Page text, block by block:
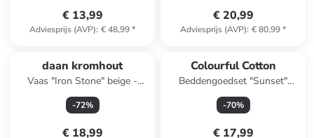
€ 13,99
Adviesprijs (AVP): € 48,99*
€ 20,99
Adviesprijs (AVP): € 80,99*
daan kromhout
Vaas "Iron Stone" beige -
(H)27 x Ø 21 cm
-72%
€ 18,99
Colourful Cotton
Beddengoedset "Sunset"
wit/meerkleurig
-70%
€ 17,99